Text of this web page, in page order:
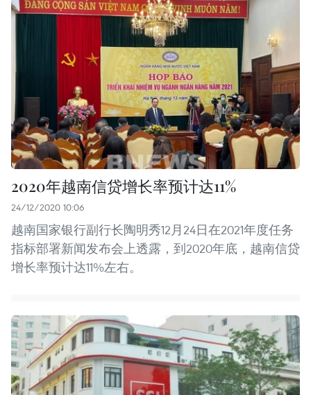
2020年越南信贷增长率预计达11%
24/12/2020 10:06
越南国家银行副行长陶明秀12月24日在2021年度任务
指标部署新闻发布会上透露，到2020年底，越南信贷
增长率预计达11%左右。